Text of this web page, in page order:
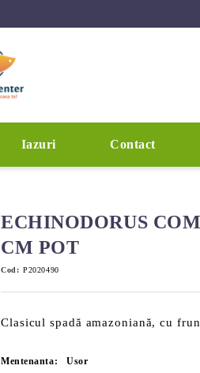
Iazuri Contact
ECHINODORUS
CM POT
Cod: P2020490
Clasicul spadă amazoniană, cu
Mentenanta: Usor